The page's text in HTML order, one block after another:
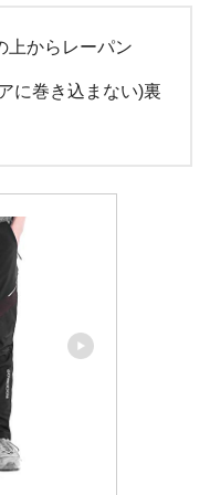
上からレーパン
に巻き込まない)裏